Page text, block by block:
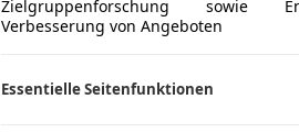
Zielgruppenforschung sowie
Verbesserung von Angeboten
Essentielle Seitenfunktionen